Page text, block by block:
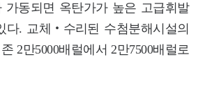
가동되면 옥탄가가 높은 고급휘발
다. 교체‧수리된 수첨분해시설의
2만5000배럴에서 2만7500배럴로